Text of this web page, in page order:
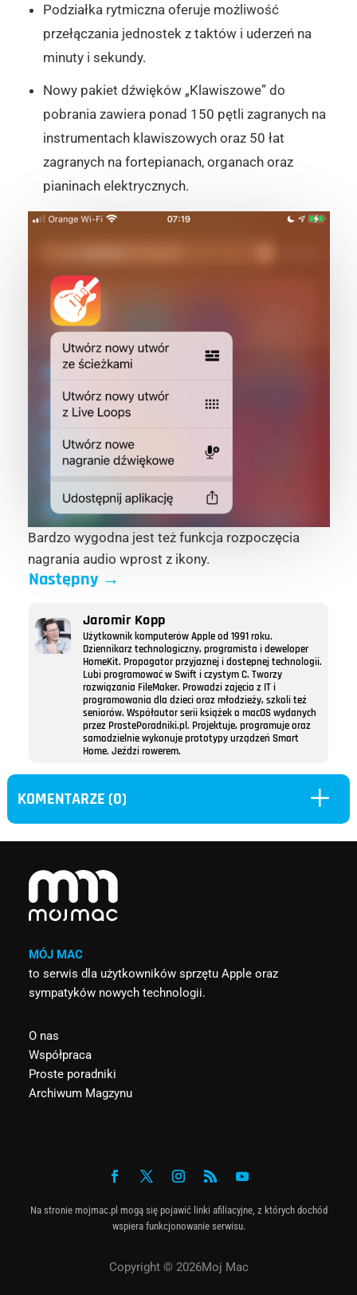
Podziałka rytmiczna oferuje możliwość
przełączania jednostek z taktów i uderzeń na
minuty i sekundy.
Nowy pakiet dźwięków „Klawiszowe” do
pobrania zawiera ponad 150 pętli zagranych na
instrumentach klawiszowych oraz 50 łat
zagranych na fortepianach, organach oraz
pianinach elektrycznych.
Bardzo wygodna jest też funkcja rozpoczęcia
nagrania audio wprost z ikony.
Następny→
Jaromir Kopp
Użytkownik komputerów Apple od 1991 roku.
Dziennikarz technologiczny, programista i deweloper
HomeKit. Propagator przyjaznej i dostępnej technologii.
Lubi programować w Swift i czystym C. Tworzy
rozwiązania FileMaker. Prowadzi zajęcia z IT i
programowania dla dzieci oraz młodzieży, szkoli też
seniorów. Współautor serii książek o macOS wydanych
przez ProstePoradniki.pl. Projektuje, programuje oraz
samodzielnie wykonuje prototypy urządzeń Smart
Home. Jeździ rowerem.
KOMENTARZE (0) L
MÓJ MAC
to serwis dla użytkowników sprzętu Apple oraz
sympatyków nowych technologii.
O nas
Współpraca
Proste poradniki
Archiwum Magzynu
Na stronie mojmac.pl mogą się pojawić linki afiliacyjne, z których dochód
wspiera funkcjonowanie serwisu.
Copyright © 2026Moj Mac